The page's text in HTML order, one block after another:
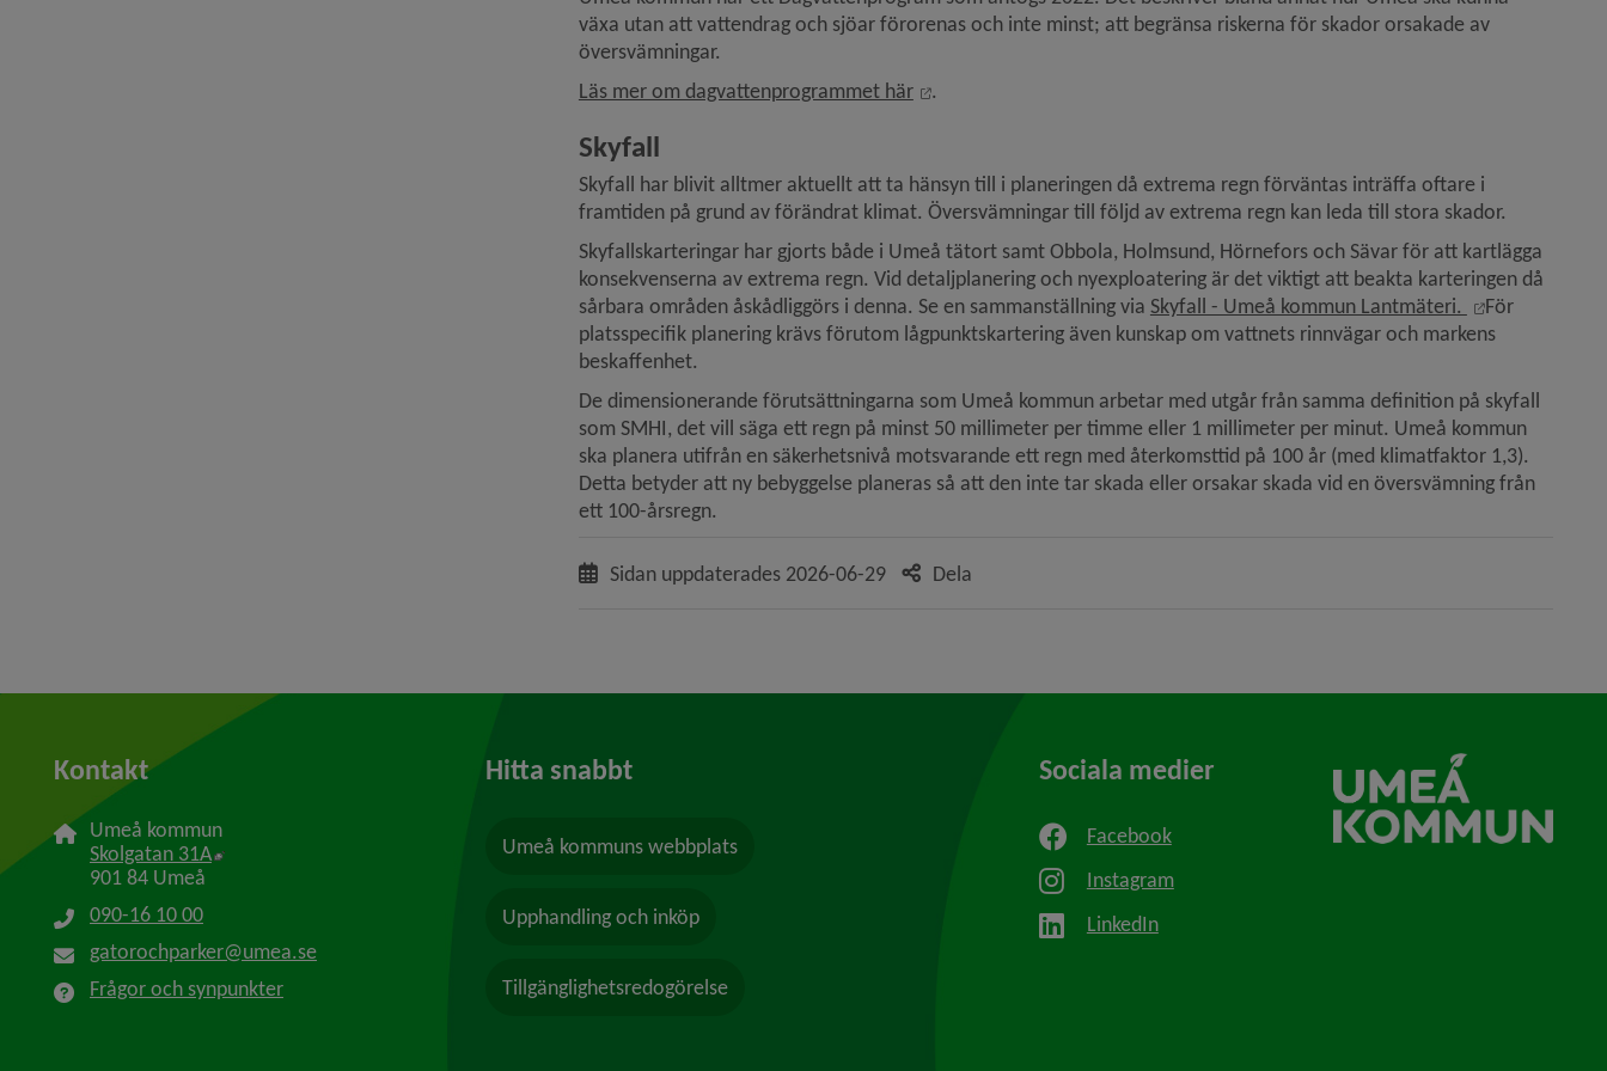
växa utan att vattendrag och sjöar förorenas och inte minst; att begränsa riskerna för skador orsakade av
översvämningar.
Läs mer om dagvattenprogrammet här
Länk till annan webbplats, öppnas i nytt fönster.
.
Skyfall
Skyfall har blivit alltmer aktuellt att ta hänsyn till i planeringen då extrema regn förväntas inträffa oftare i
framtiden på grund av förändrat klimat. Översvämningar till följd av extrema regn kan leda till stora skador.
Skyfallskarteringar har gjorts både i Umeå tätort samt Obbola, Holmsund, Hörnefors och Sävar för att kartlägga
konsekvenserna av extrema regn. Vid detaljplanering och nyexploatering är det viktigt att beakta karteringen då
sårbara områden åskådliggörs i denna. Se en sammanställning via Skyfall - Umeå kommun Lantmäteri. Länk till
För
platsspecifik planering krävs förutom lågpunktskartering även kunskap om vattnets rinnvägar och markens
beskaffenhet.
De dimensionerande förutsättningarna som Umeå kommun arbetar med utgår från samma definition på skyfall
som SMHI, det vill säga ett regn på minst 50 millimeter per timme eller 1 millimeter per minut. Umeå kommun
ska planera utifrån en säkerhetsnivå motsvarande ett regn med återkomsttid på 100 år (med klimatfaktor 1,3).
Detta betyder att ny bebyggelse planeras så att den inte tar skada eller orsakar skada vid en översvämning från
ett 100-årsregn.
Sidan uppdaterades 2026-06-29 Dela
Kontakt
Umeå kommun
Skolgatan 31A Länk till annan webbplats, öppnas i nytt fönster.
901 84 Umeå
090-16 10 00
gatorochparker@umea.se
Frågor och synpunkter
Hitta snabbt
Umeå kommuns webbplats
Upphandling och inköp
Tillgänglighetsredogörelse
Sociala medier
Facebook
Instagram
LinkedIn